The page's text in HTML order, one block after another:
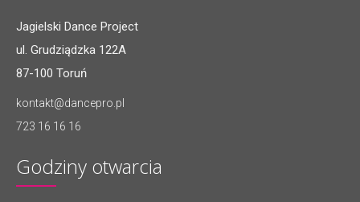
Jagielski Dance Project
ul. Grudziądzka 122A
87-100 Toruń
kontakt@dancepro.pl
723 16 16 16
Godziny otwarcia